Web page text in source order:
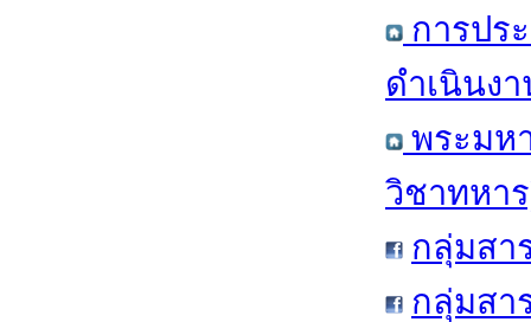
การปร
ดำเนินง
พระมห
วิชาทหา
กลุ่มสา
กลุ่มสา